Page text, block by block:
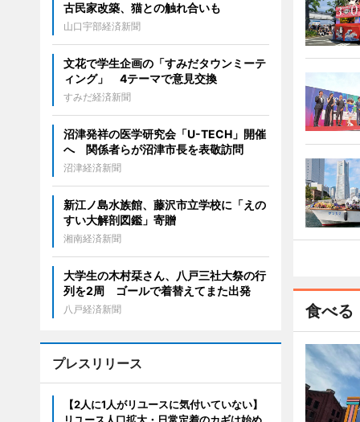
食べる
古民家改築、猫との触れ合いも
山口宇部経済新聞
文花で学生企画の「すみだタウンミーテ
ィング」 4テーマで意見交換
すみだ経済新聞
沼津発祥の医学研究会「U-TECH」開催
へ 関係者らが沼津市長を表敬訪問
沼津経済新聞
新江ノ島水族館、藤沢市立学校に「えの
すい大解剖図鑑」寄贈
湘南経済新聞
大学生の木村栞さん、八戸三社大祭の行
列を2周 ゴールで着替えてまた出発
八戸経済新聞
プレスリリース
【2人に1人がリユースに気付いていない】